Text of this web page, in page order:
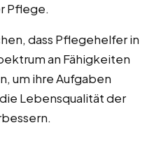
Pflege.
dass Pflegehelfer in
an Fähigkeiten
um ihre Aufgaben
Lebensqualität der